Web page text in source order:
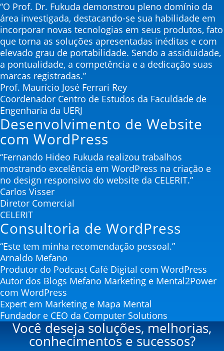
“O Prof. Dr. Fukuda demonstrou pleno domínio da
área investigada, destacando-se sua habilidade em
incorporar novas tecnologias em seus produtos, fato
que torna as soluções apresentadas inéditas e com
elevado grau de portabilidade. Sendo a assiduidade,
a pontualidade, a competência e a dedicação suas
marcas registradas.”
Prof. Maurício José Ferrari Rey
Coordenador Centro de Estudos da Faculdade de
Engenharia da UERJ
Desenvolvimento de Website
com WordPress
“Fernando Hideo Fukuda realizou trabalhos
mostrando excelência em WordPress na criação e
no design responsivo do website da CELERIT.”
Carlos Visser
Diretor Comercial
CELERIT
Consultoria de WordPress
“Este tem minha recomendação pessoal.”
Arnaldo Mefano
Produtor do Podcast Café Digital com WordPress
Autor dos Blogs Mefano Marketing e Mental2Power
com WordPress
Expert em Marketing e Mapa Mental
Fundador e CEO da Computer Solutions
Você deseja soluções, melhorias,
conhecimentos e sucessos?